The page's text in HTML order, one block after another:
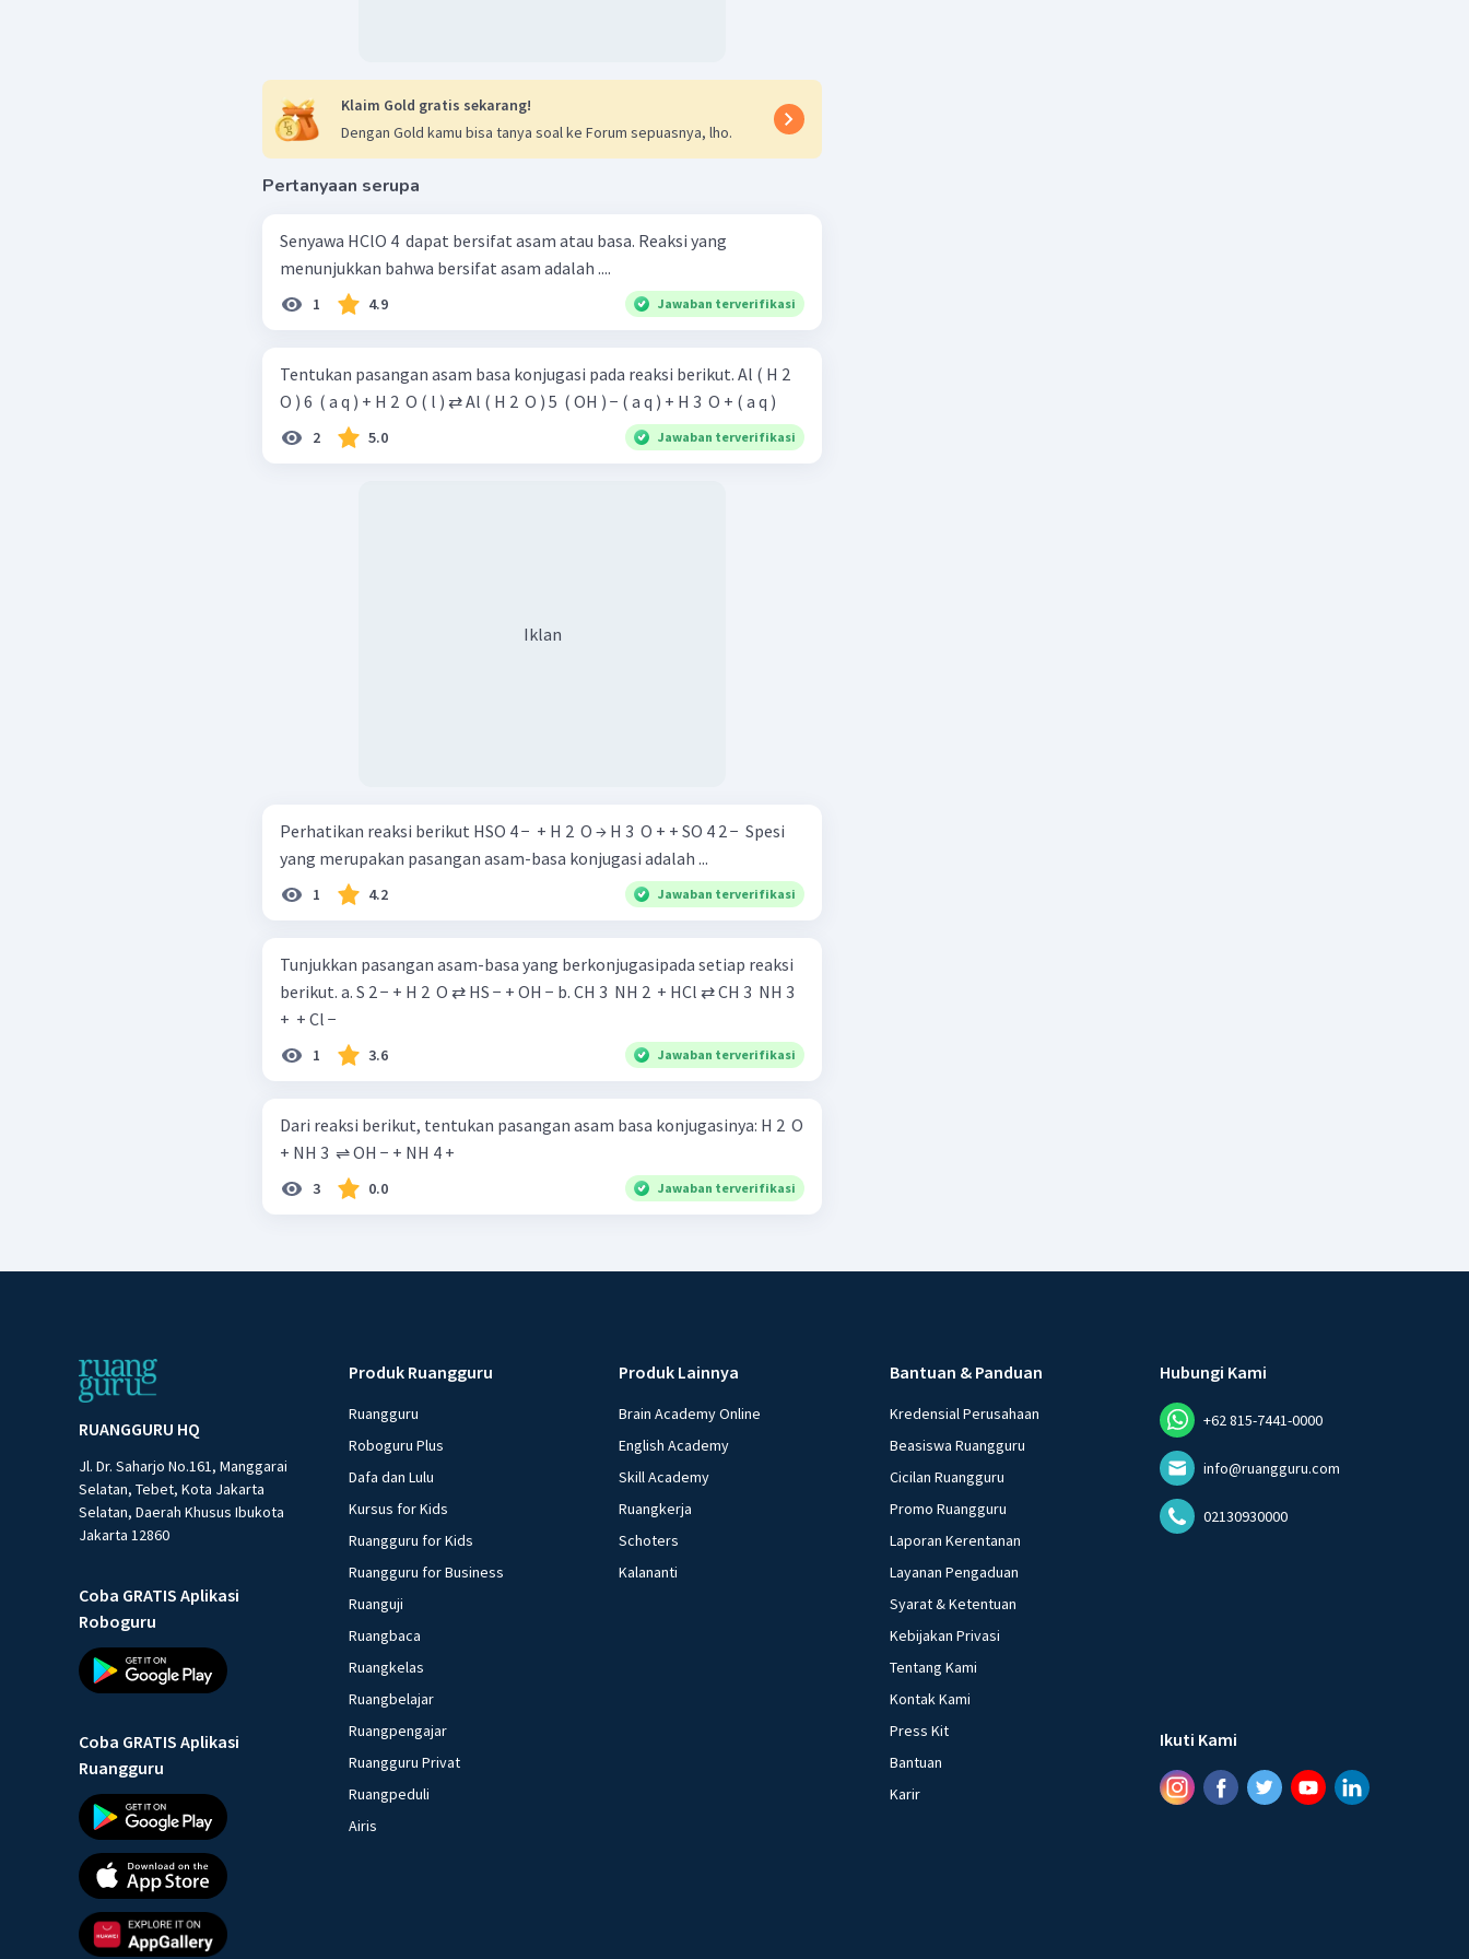
Klaim Gold gratis sekarang!
Dengan Gold kamu bisa tanya soal ke Forum sepuasnya, lho.
Pertanyaan serupa
Senyawa HClO 4 ​ dapat bersifat asam atau basa. Reaksi yang
menunjukkan bahwa bersifat asam adalah ....
1 4.9 Jawaban terverifikasi
Tentukan pasangan asam basa konjugasi pada reaksi berikut. Al ( H 2 ​
O ) 6 ​ ( a q ) + H 2 ​ O ( l ) ⇄ Al ( H 2 ​ O ) 5 ​ ( OH ) − ( a q ) + H 3 ​ O + ( a q )
2 5.0 Jawaban terverifikasi
Iklan
Perhatikan reaksi berikut HSO 4 − ​ + H 2 ​ O → H 3 ​ O + + SO 4 2 − ​ Spesi
yang merupakan pasangan asam-basa konjugasi adalah ...
1 4.2 Jawaban terverifikasi
Tunjukkan pasangan asam-basa yang berkonjugasipada setiap reaksi
berikut. a. S 2 − + H 2 ​ O ⇄ HS − + OH − b. CH 3 ​ NH 2 ​ + HCl ⇄ CH 3 ​ NH 3
+ ​ + Cl −
1 3.6 Jawaban terverifikasi
Dari reaksi berikut, tentukan pasangan asam basa konjugasinya: H 2 ​ O
+ NH 3 ​ ⇌ OH − + NH 4 + ​
3 0.0 Jawaban terverifikasi
RUANGGURU HQ
Jl. Dr. Saharjo No.161, Manggarai
Selatan, Tebet, Kota Jakarta
Selatan, Daerah Khusus Ibukota
Jakarta 12860
Coba GRATIS Aplikasi
Roboguru
Coba GRATIS Aplikasi
Ruangguru
Produk Ruangguru
Ruangguru
Roboguru Plus
Dafa dan Lulu
Kursus for Kids
Ruangguru for Kids
Ruangguru for Business
Ruanguji
Ruangbaca
Ruangkelas
Ruangbelajar
Ruangpengajar
Ruangguru Privat
Ruangpeduli
Airis
Produk Lainnya
Brain Academy Online
English Academy
Skill Academy
Ruangkerja
Schoters
Kalananti
Bantuan & Panduan
Kredensial Perusahaan
Beasiswa Ruangguru
Cicilan Ruangguru
Promo Ruangguru
Laporan Kerentanan
Layanan Pengaduan
Syarat & Ketentuan
Kebijakan Privasi
Tentang Kami
Kontak Kami
Press Kit
Bantuan
Karir
Hubungi Kami
+62 815-7441-0000
info@ruangguru.com
02130930000
Ikuti Kami